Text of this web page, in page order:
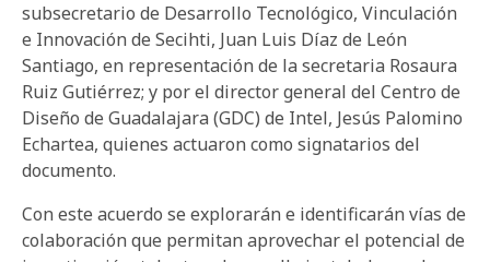
subsecretario de Desarrollo Tecnológico, Vinculación
e Innovación de Secihti, Juan Luis Díaz de León
Santiago, en representación de la secretaria Rosaura
Ruiz Gutiérrez; y por el director general del Centro de
Diseño de Guadalajara (GDC) de Intel, Jesús Palomino
Echartea, quienes actuaron como signatarios del
documento.
Con este acuerdo se explorarán e identificarán vías de
colaboración que permitan aprovechar el potencial de